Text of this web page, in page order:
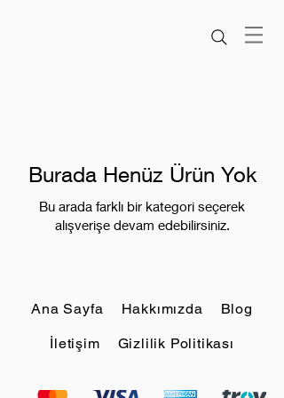
Burada Henüz Ürün Yok
Bu arada farklı bir kategori seçerek
alışverişe devam edebilirsiniz.
Ana Sayfa Hakkımızda Blog
İletişim Gizlilik Politikası